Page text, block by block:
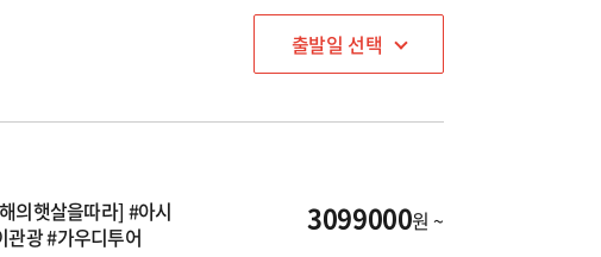
출발일 선택
의햇살을따라] #아시
관광 #가우디투어
3099000원 ~